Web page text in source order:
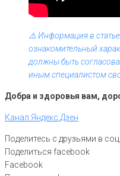
⚠️ Информация в
ознакомительный
должны быть
иным специалистом
Добра и здоровья вам,
Канал Яндекс.Дзен
Поделитесь с друзьями в
Поделиться facebook
Facebook